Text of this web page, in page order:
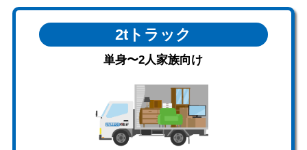
2tトラック
単身〜2人家族向け